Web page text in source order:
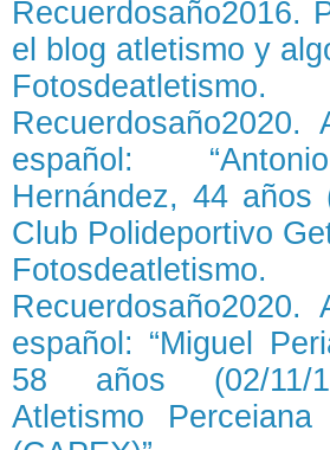
Recuerdosaño2016.
el blog atletismo y
Recuerdosaño2020.
español:
Hernández, 44 años
Club Polideportivo
Recuerdosaño2020.
español: “Miguel
58 años (02/11/
Atletismo Perceiana